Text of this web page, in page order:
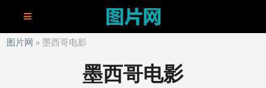
图片网 墨西哥电影
墨西哥电影